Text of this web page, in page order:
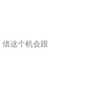
这个机会跟